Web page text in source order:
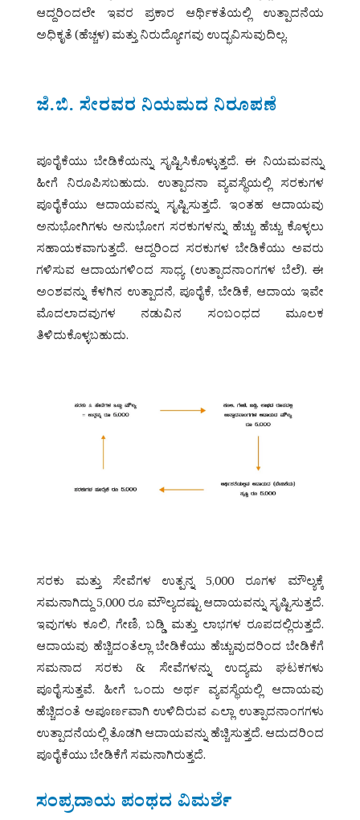
ಆದ್ದರಿಂದಲೇ ಇವರ ಪ್ರಕಾರ ಆರ್ಥಿಕತೆಯಲ್ಲಿ ಉತ್ಪಾದನೆಯ
ಅಧಿಕೃತೆ (ಹೆಚ್ಚಳ) ಮತ್ತು ನಿರುದ್ಯೋಗವು ಉದ್ಭವಿಸುವುದಿಲ್ಲ.
ಜೆ.ಬಿ. ಸೇರವರ ನಿಯಮದ ನಿರೂಪಣೆ
ಪೂರೈಕೆಯು ಬೇಡಿಕೆಯನ್ನು ಸೃಷ್ಟಿಸಿಕೊಳ್ಳುತ್ತದೆ. ಈ ನಿಯಮವನ್ನು
ಹೀಗೆ ನಿರೂಪಿಸಬಹುದು. ಉತ್ಪಾದನಾ ವ್ಯವಸ್ಥೆಯಲ್ಲಿ ಸರಕುಗಳ
ಪೂರೈಕೆಯು ಆದಾಯವನ್ನು ಸೃಷ್ಟಿಸುತ್ತದೆ. ಇಂತಹ ಆದಾಯವು
ಅನುಭೋಗಿಗಳು ಅನುಭೋಗ ಸರಕುಗಳನ್ನು ಹೆಚ್ಚು ಹೆಚ್ಚು ಕೊಳ್ಳಲು
ಸಹಾಯಕವಾಗುತ್ತದೆ. ಆದ್ದರಿಂದ ಸರಕುಗಳ ಬೇಡಿಕೆಯು ಅವರು
ಗಳಿಸುವ ಆದಾಯಗಳಿಂದ ಸಾಧ್ಯ (ಉತ್ಪಾದನಾಂಗಗಳ ಬೆಲೆ). ಈ
ಅಂಶವನ್ನು ಕೆಳಗಿನ ಉತ್ಪಾದನೆ, ಪೂರೈಕೆ, ಬೇಡಿಕೆ, ಆದಾಯ ಇವೇ
ಮೊದಲಾದವುಗಳ ನಡುವಿನ ಸಂಬಂಧದ ಮೂಲಕ
ತಿಳಿದುಕೊಳ್ಳಬಹುದು.
ಸರಕು ಮತ್ತು ಸೇವೆಗಳ ಉತ್ಪನ್ನ 5,000 ರೂಗಳ ಮೌಲ್ಯಕ್ಕೆ
ಸಮನಾಗಿದ್ದು 5,000 ರೂ ಮೌಲ್ಯದಷ್ಟು ಆದಾಯವನ್ನು ಸೃಷ್ಟಿಸುತ್ತದೆ.
ಇವುಗಳು ಕೂಲಿ, ಗೇಣಿ, ಬಡ್ಡಿ ಮತ್ತು ಲಾಭಗಳ ರೂಪದಲ್ಲಿರುತ್ತದೆ.
ಆದಾಯವು ಹೆಚ್ಚಿದಂತೆಲ್ಲಾ ಬೇಡಿಕೆಯು ಹೆಚ್ಚುವುದರಿಂದ ಬೇಡಿಕೆಗೆ
ಸಮನಾದ ಸರಕು & ಸೇವೆಗಳನ್ನು ಉದ್ಯಮ ಘಟಕಗಳು
ಪೂರೈಸುತ್ತವೆ. ಹೀಗೆ ಒಂದು ಅರ್ಥ ವ್ಯವಸ್ಥೆಯಲ್ಲಿ ಆದಾಯವು
ಹೆಚ್ಚಿದಂತೆ ಅಪೂರ್ಣವಾಗಿ ಉಳಿದಿರುವ ಎಲ್ಲಾ ಉತ್ಪಾದನಾಂಗಗಳು
ಉತ್ಪಾದನೆಯಲ್ಲಿ ತೊಡಗಿ ಆದಾಯವನ್ನು ಹೆಚ್ಚಿಸುತ್ತದೆ. ಆದುದರಿಂದ
ಪೂರೈಕೆಯು ಬೇಡಿಕೆಗೆ ಸಮನಾಗಿರುತ್ತದೆ.
ಸಂಪ್ರದಾಯ ಪಂಥದ ವಿಮರ್ಶೆ